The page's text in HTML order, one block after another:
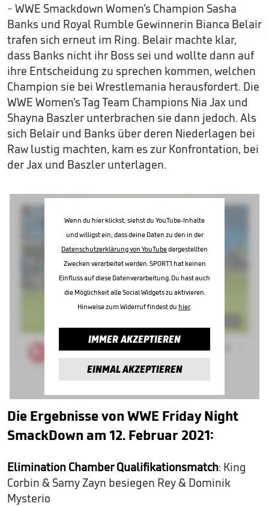
- WWE Smackdown Women’s Champion Sasha
Banks und Royal Rumble Gewinnerin Bianca Belair
trafen sich erneut im Ring. Belair machte klar,
dass Banks nicht ihr Boss sei und wollte dann auf
ihre Entscheidung zu sprechen kommen, welchen
Champion sie bei Wrestlemania herausfordert. Die
WWE Women's Tag Team Champions Nia Jax und
Shayna Baszler unterbrachen sie dann jedoch. Als
sich Belair und Banks über deren Niederlagen bei
Raw lustig machten, kam es zur Konfrontation, bei
der Jax und Baszler unterlagen.
Wenn du hier klickst, siehst du YouTube-Inhalte
und willigst ein, dass deine Daten zu den in der
Datenschutzerklärung von YouTubedargestellten
Zwecken verarbeitet werden. SPORT1 hat keinen
Einfluss auf diese Datenverarbeitung. Du hast auch
die Möglichkeit alle Social Widgets zu aktivieren.
Hinweise zum Widerruf findest du hier.
IMMER AKZEPTIEREN
EINMAL AKZEPTIEREN
Die Ergebnisse von WWE Friday Night
SmackDown am 12. Februar 2021:
Elimination Chamber Qualifikationsmatch: King
Corbin & Samy Zayn besiegen Rey & Dominik
Mysterio